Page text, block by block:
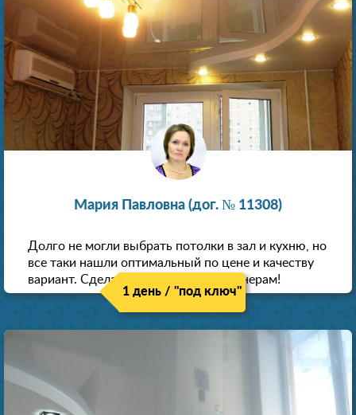
Мария Павловна (дог. № 11308)
Долго не могли выбрать потолки в зал и кухню, но
все таки нашли оптимальный по цене и качеству
вариант. Сделали скидку как пенсионерам!
1 день / "под ключ"